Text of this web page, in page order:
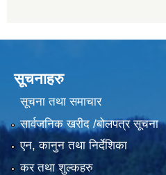
सूचनाहरु
सूचना तथा समाचार
सार्वजनिक खरीद /बोलपत्र सूचना
एन, कानुन तथा निर्देशिका
कर तथा शुल्कहरु